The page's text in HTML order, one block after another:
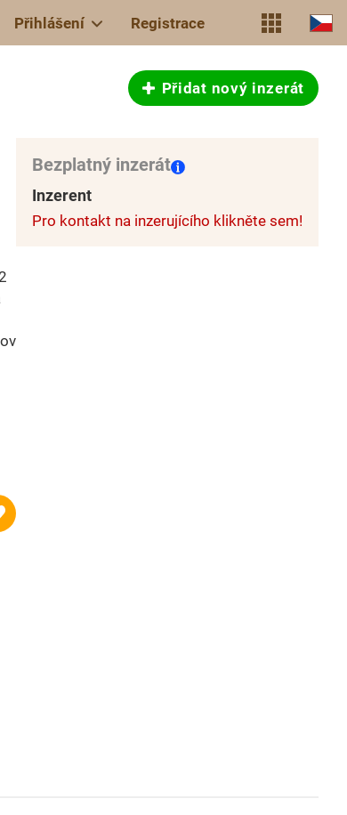
Přihlášení Registrace
Přidat nový inzerát
Bezplatný inzerát
Inzerent
Pro kontakt na inzerujícího klikněte sem!